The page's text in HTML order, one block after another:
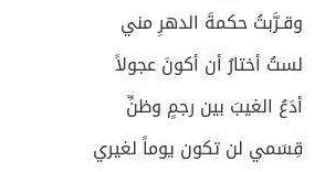
وقـرَّبتُ حكمةَ الدهرِ مني
لستُ أختارُ أن أكونَ عجولاً
أدَعُ الغيبَ بين رجمٍ وظنِّ
قِسَمي لن تكون يوماً لغيري